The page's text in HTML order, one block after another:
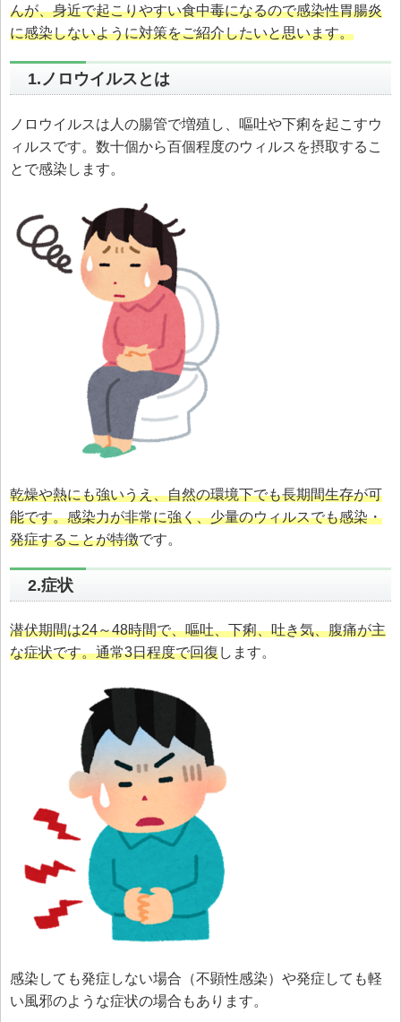
んが、身近で起こりやすい食中毒になるので感染性胃腸炎
に感染しないように対策をご紹介したいと思います。
1.ノロウイルスとは
ノロウイルスは人の腸管で増殖し、嘔吐や下痢を起こすウ
ィルスです。数十個から百個程度のウィルスを摂取するこ
とで感染します。
乾燥や熱にも強いうえ、自然の環境下でも長期間生存が可
能です。感染力が非常に強く、少量のウィルスでも感染・
発症することが特徴です。
2.症状
潜伏期間は24～48時間で、嘔吐、下痢、吐き気、腹痛が主
な症状です。通常3日程度で回復します。
感染しても発症しない場合（不顕性感染）や発症しても軽
い風邪のような症状の場合もあります。